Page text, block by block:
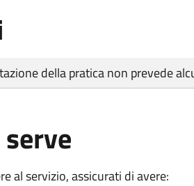
della pratica non prevede
serve
al servizio, assicurati di avere: